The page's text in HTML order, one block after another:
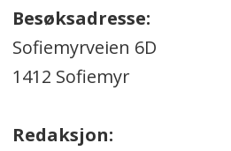
Besøksadresse:
Sofiemyrveien 6D
1412 Sofiemyr
Redaksjon: